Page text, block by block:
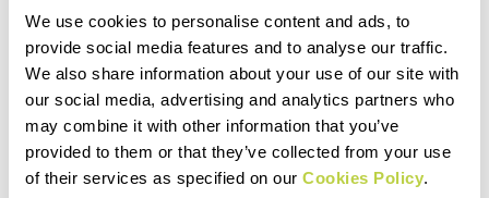
We use cookies to personalise content and ads, to
provide social media features and to analyse our traffic.
We also share information about your use of our site with
our social media, advertising and analytics partners who
may combine it with other information that you’ve
provided to them or that they’ve collected from your use
of their services as specified on our Cookies Policy